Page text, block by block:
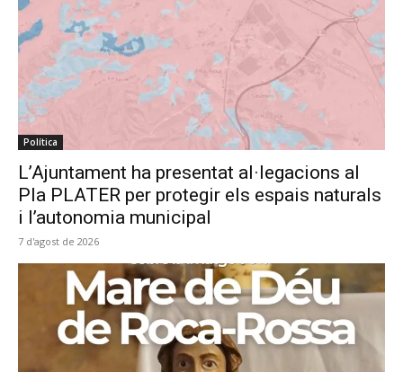
Política
L’Ajuntament ha presentat al·legacions al
Pla PLATER per protegir els espais naturals
i l’autonomia municipal
7 d'agost de 2026